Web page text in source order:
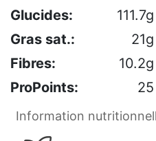
Glucides: 111.7g
Gras sat.:
21g
Fibres:
10.2g
ProPoints:
25
Information